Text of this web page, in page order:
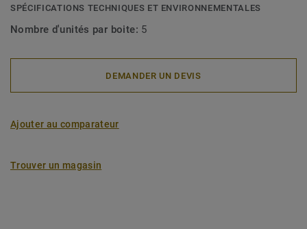
SPÉCIFICATIONS TECHNIQUES ET ENVIRONNEMENTALES
Nombre d'unités par boite: 5
DEMANDER UN DEVIS
Ajouter au comparateur
Trouver un magasin